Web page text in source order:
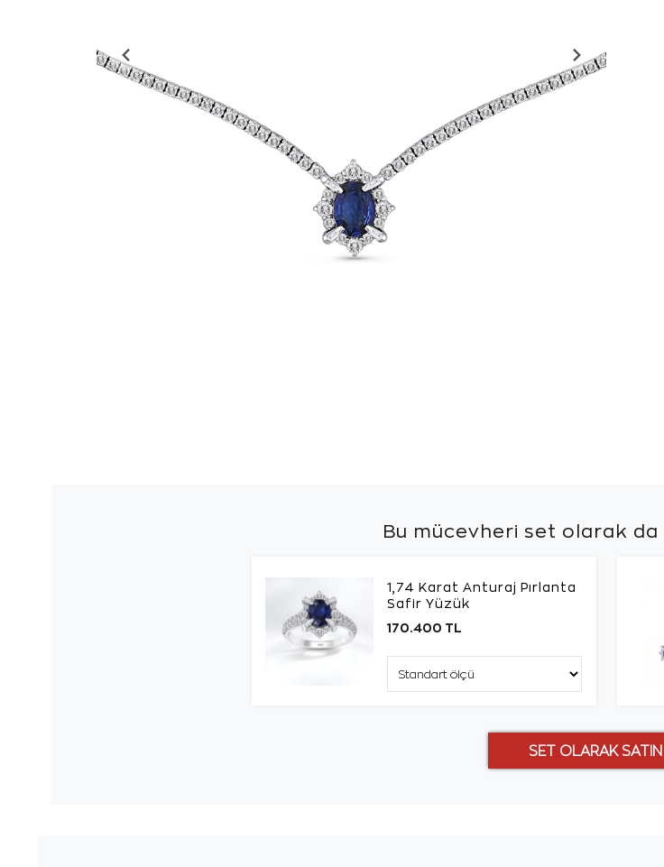
Bu mücevheri set olarak da
1,74 Karat Anturaj Pırlanta
Safir Yüzük
170.400 TL